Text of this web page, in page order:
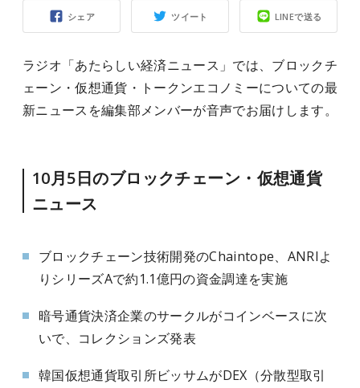
シェア ツイート LINEで送る
ラジオ「あたらしい経済ニュース」では、ブロックチ
ェーン・仮想通貨・トークンエコノミーについての最
新ニュースを編集部メンバーが音声でお届けします。
10月5日のブロックチェーン・仮想通貨
ニュース
ブロックチェーン技術開発のChaintope、ANRIよ
りシリーズAで約1.1億円の資金調達を実施
暗号通貨決済企業のサークルがコインベースに次
いで、コレクションズ発表
韓国仮想通貨取引所ビッサムがDEX（分散型取引